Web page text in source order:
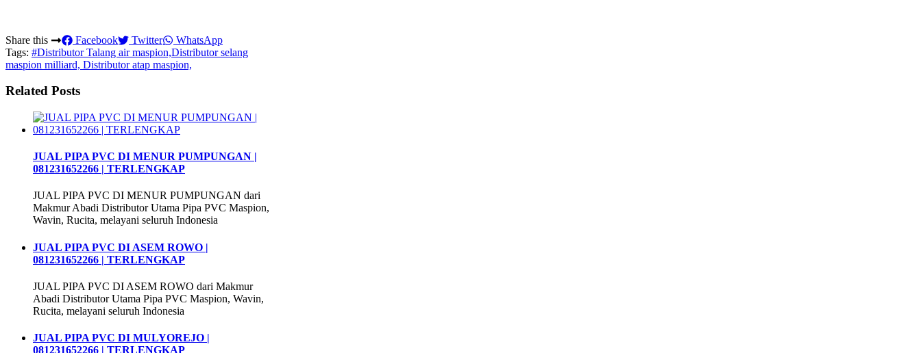
Share this Facebook Twitter
WhatsApp
Tags: #Distributor Talang air maspion,Distributor selang
maspion milliard, Distributor atap maspion,
Related Posts
JUAL PIPA PVC DI MENUR PUMPUNGAN |
081231652266 | TERLENGKAP
JUAL PIPA PVC DI MENUR PUMPUNGAN dari
Makmur Abadi Distributor Utama Pipa PVC Maspion,
Wavin, Rucita, melayani seluruh Indonesia
JUAL PIPA PVC DI ASEM ROWO |
081231652266 | TERLENGKAP
JUAL PIPA PVC DI ASEM ROWO dari Makmur
Abadi Distributor Utama Pipa PVC Maspion, Wavin,
Rucita, melayani seluruh Indonesia
JUAL PIPA PVC DI MULYOREJO |
081231652266 | TERLENGKAP